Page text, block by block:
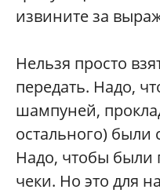
извините за
Нельзя просто
передать. Надо,
шампуней,
остального) были
Надо, чтобы
чеки. Но это для